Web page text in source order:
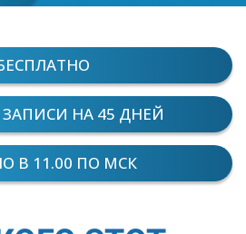
НА 45 ДНЕЙ
В 11.00 ПО МСК